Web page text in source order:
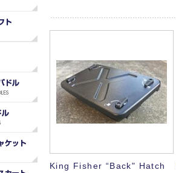
King Fisher “Back" Hatch